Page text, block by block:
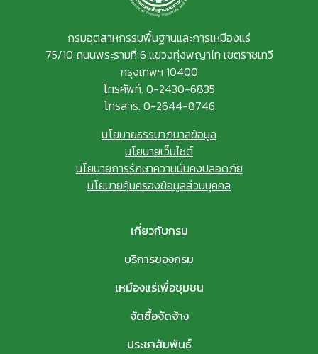
กรมอุตสาหกรรมพื้นฐานและการเหมืองแร่
75/10 ถนนพระรามที่ 6 แขวงทุ่งพญาไท เขตราชเทวี
กรุงเทพฯ 10400
โทรศัพท์. 0-2430-6835
โทรสาร. 0-2644-8746
นโยบายธรรมาภิบาลข้อมูล
นโยบายเว็บไซต์
นโยบายการรักษาความมั่นคงปลอดภัย
นโยบายคุ้มครองข้อมูลส่วนบุคคล
เกี่ยวกับกรม
บริการของกรม
เหมืองแร่เพื่อชุมชน
จัดซื้อจัดจ้าง
ประชาสัมพันธ์